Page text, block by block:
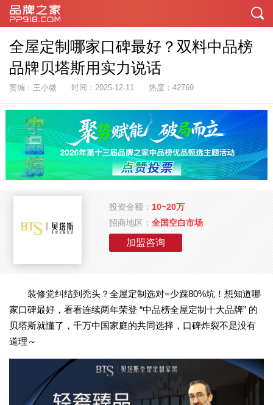
全屋定制哪家口碑最好？双料中品榜
品牌贝塔斯用实力说话
责编：王小微 时间：2025-12-11 热度：42769
投资金额： 10~20万
招商地区：全国空白市场
加盟咨询
装修党纠结到秃头？全屋定制选对=少踩80%坑！想知道哪
家口碑最好，看看连续两年荣登 “中品榜全屋定制十大品牌” 的
贝塔斯就懂了，千万中国家庭的共同选择，口碑炸裂不是没有
道理～